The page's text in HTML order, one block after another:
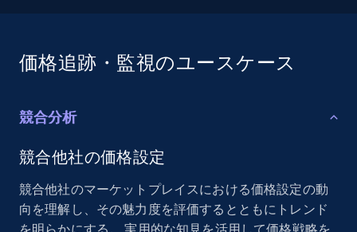
価格追跡・監視のユースケース
競合分析
競合他社の価格設定
競合他社のマーケットプレイスにおける価格設定の動
向を理解し、その魅力度を評価するとともにトレンド